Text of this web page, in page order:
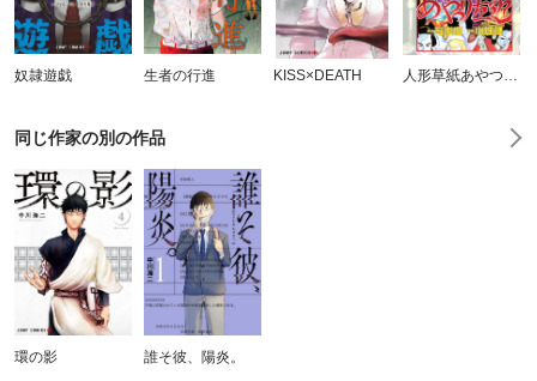
奴隷遊戯 生者の行進 KISS×DEATH 人形草紙あやつり左近
同じ作家の別の作品
環の影 誰そ彼、陽炎。